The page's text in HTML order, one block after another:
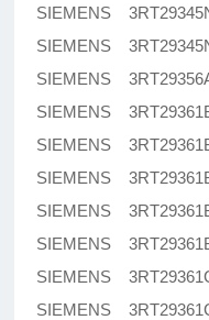
SIEMENS
SIEMENS
SIEMENS
SIEMENS
SIEMENS
SIEMENS
SIEMENS
SIEMENS
SIEMENS
SIEMENS